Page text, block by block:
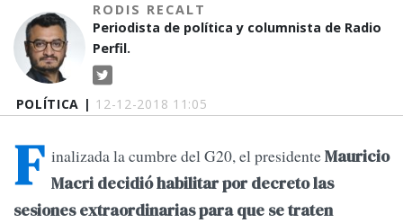
POLÍTICA | 12-12-2018 11:05
RODIS RECALT
Periodista de política y columnista de Radio
Perfil.
F inalizada la cumbre del G20, el presidenteMauricio
Macri decidió habilitar por decreto las
sesiones extraordinarias para que se traten